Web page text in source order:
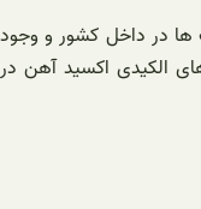
ها در داخل کشور و وجود
الکیدی اکسید آهن در